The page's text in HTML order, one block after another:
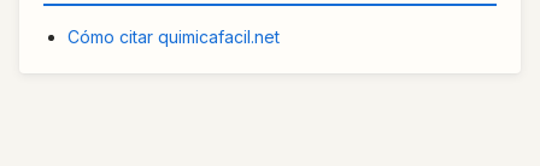
Cómo citar quimicafacil.net